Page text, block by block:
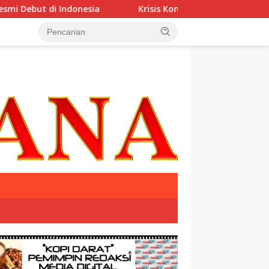
Indonesia Krisis Komunikasi Pemerintah Kian Parah?